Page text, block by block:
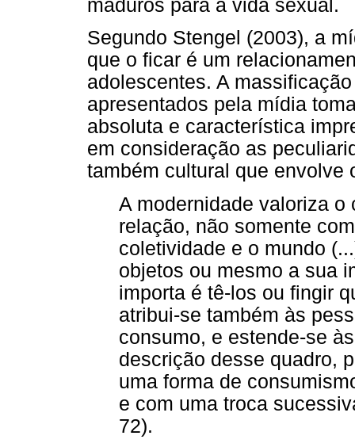
maduros para a vida sexual.
Segundo Stengel (2003), a
que o ficar é um
adolescentes. A
apresentados pela mídia
absoluta e característica
em consideração as
também cultural que envolve
A modernidade valoriza
relação, não somente
coletividade e o mundo
objetos ou mesmo a sua
importa é tê-los ou fingir
atribui-se também às
consumo, e estende-se
descrição desse quadro,
uma forma de
e com uma troca
72).